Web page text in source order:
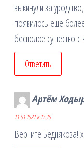
выкинули за
появилось еще
бесполое существо
Ответить
Артём
11.01.2021 в 22:30
Верните Беднякова!